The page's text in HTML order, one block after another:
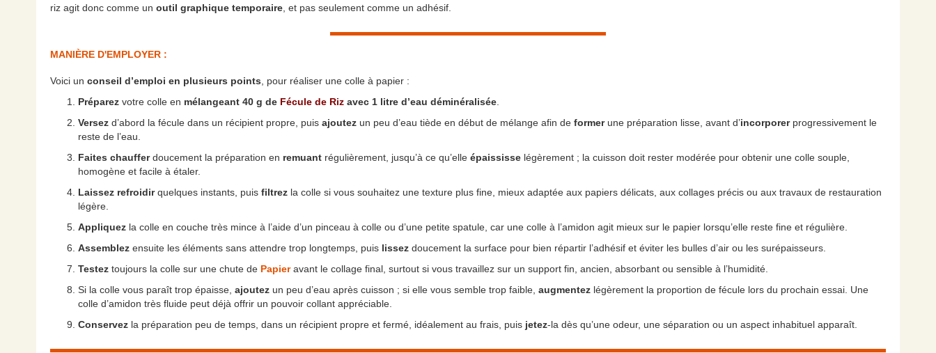
riz agit donc comme un outil graphique temporaire , et pas seulement comme un adhésif.
MANIÈRE D'EMPLOYER :
Voici un conseil d’emploi en plusieurs points , pour réaliser une colle à papier :
Préparez votre colle en mélangeant 40 g de Fécule de Riz avec 1 litre d’eau déminéralisée
Versez d’abord la fécule dans un récipient propre, puis ajoutez un peu d’eau tiède en début de mélange afin de formerune préparation lisse, avant d’incorporerprogressivement le
reste de l’eau.
Faites chaufferdoucement la préparation en remuant régulièrement, jusqu’à ce qu’elle épaississe légèrement ; la cuisson doit rester modérée pour obtenir une colle souple,
homogène et facile à étaler.
Laissez refroidirquelques instants, puis filtrez la colle si vous souhaitez une texture plus fine, mieux adaptée aux papiers délicats, aux collages précis ou aux travaux de restauration
légère.
Appliquez la colle en couche très mince à l’aide d’un pinceau à colle ou d’une petite spatule, car une colle à l’amidon agit mieux sur le papier lorsqu’elle reste fine et régulière.
Assemblez ensuite les éléments sans attendre trop longtemps, puis lissez doucement la surface pour bien répartir l’adhésif et éviter les bulles d’air ou les surépaisseurs.
Testez toujours la colle sur une chute de Papieravant le collage final, surtout si vous travaillez sur un support fin, ancien, absorbant ou sensible à l’humidité.
Si la colle vous paraît trop épaisse, ajoutez un peu d’eau après cuisson ; si elle vous semble trop faible, augmentez légèrement la proportion de fécule lors du prochain essai. Une
colle d’amidon très fluide peut déjà offrir un pouvoir collant appréciable.
Conservez la préparation peu de temps, dans un récipient propre et fermé, idéalement au frais, puis jetez-la dès qu’une odeur, une séparation ou un aspect inhabituel apparaît.